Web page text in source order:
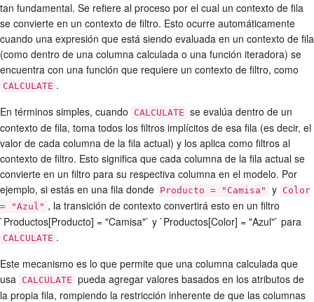
tan fundamental. Se refiere al proceso por el cual un contexto de fila
se convierte en un contexto de filtro. Esto ocurre automáticamente
cuando una expresión que está siendo evaluada en un contexto de fila
(como dentro de una columna calculada o una función iteradora) se
encuentra con una función que requiere un contexto de filtro, como
CALCULATE .
En términos simples, cuando
CALCULATE se evalúa dentro de un
contexto de fila, toma todos los filtros implícitos de esa fila (es decir, el
valor de cada columna de la fila actual) y los aplica como filtros al
contexto de filtro. Esto significa que cada columna de la fila actual se
convierte en un filtro para su respectiva columna en el modelo. Por
ejemplo, si estás en una fila donde Producto = "Camisa" y Color
= "Azul" , la transición de contexto convertirá esto en un filtro
`Productos[Producto] = "Camisa"` y `Productos[Color] = "Azul"` para
CALCULATE .
Este mecanismo es lo que permite que una columna calculada que
usa CALCULATE pueda agregar valores basados en los atributos de
la propia fila, rompiendo la restricción inherente de que las columnas